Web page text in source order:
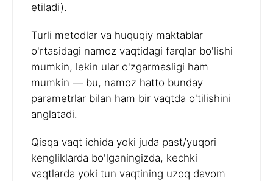
etiladi).
Turli metodlar va huquqiy maktablar
o'rtasidagi namoz vaqtidagi farqlar bo'lishi
mumkin, lekin ular o'zgarmasligi ham
mumkin — bu, namoz hatto bunday
parametrlar bilan ham bir vaqtda o'tilishini
anglatadi.
Qisqa vaqt ichida yoki juda past/yuqori
kengliklarda bo'lganingizda, kechki
vaqtlarda yoki tun vaqtining uzoq davom